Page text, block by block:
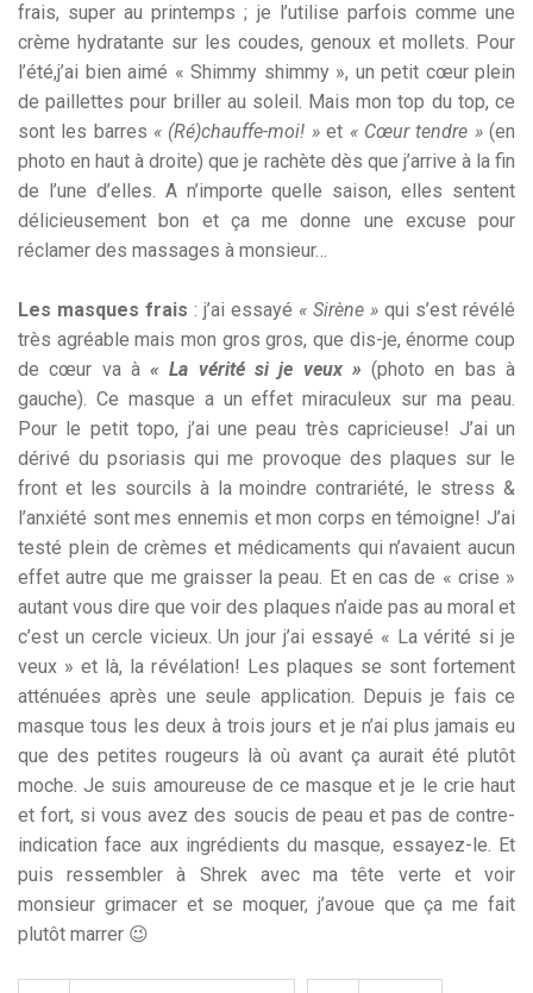
frais, super au printemps ; je l’utilise parfois comme une
crème hydratante sur les coudes, genoux et mollets. Pour
l’été,j’ai bien aimé « Shimmy shimmy », un petit cœur plein
de paillettes pour briller au soleil. Mais mon top du top, ce
sont les barres « (Ré)chauffe-moi! »et « Cœur tendre »(en
photo en haut à droite) que je rachète dès que j’arrive à la fin
de l’une d’elles. A n’importe quelle saison, elles sentent
délicieusement bon et ça me donne une excuse pour
réclamer des massages à monsieur…
Les masques frais : j’ai essayé « Sirène » qui s’est révélé
très agréable mais mon gros gros, que dis-je, énorme coup
de cœur va à« La vérité si je veux »(photo en bas à
gauche). Ce masque a un effet miraculeux sur ma peau.
Pour le petit topo, j’ai une peau très capricieuse! J’ai un
dérivé du psoriasis qui me provoque des plaques sur le
front et les sourcils à la moindre contrariété, le stress &
l’anxiété sont mes ennemis et mon corps en témoigne! J’ai
testé plein de crèmes et médicaments qui n’avaient aucun
effet autre que me graisser la peau. Et en cas de « crise »
autant vous dire que voir des plaques n’aide pas au moral et
c’est un cercle vicieux. Un jour j’ai essayé « La vérité si je
veux » et là, la révélation! Les plaques se sont fortement
atténuées après une seule application. Depuis je fais ce
masque tous les deux à trois jours et je n’ai plus jamais eu
que des petites rougeurs là où avant ça aurait été plutôt
moche. Je suis amoureuse de ce masque et je le crie haut
et fort, si vous avez des soucis de peau et pas de contre-
indication face aux ingrédients du masque, essayez-le. Et
puis ressembler à Shrek avec ma tête verte et voir
monsieur grimacer et se moquer, j’avoue que ça me fait
plutôt marrer 😉